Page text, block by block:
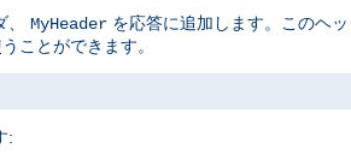
、 MyHeader を応答に追加します。このヘ
ことができます。
: